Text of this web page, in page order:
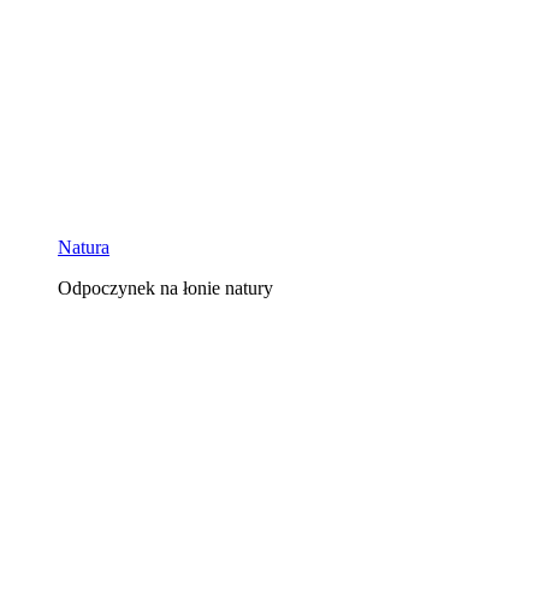
Natura
Odpoczynek na łonie natury